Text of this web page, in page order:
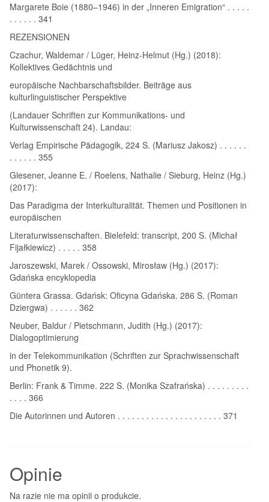
Margarete Boie (1880–1946) in der „Inneren Emigration“ . . . . .
. . . . . . 341
REZENSIONEN
Czachur, Waldemar / Lüger, Heinz-Helmut (Hg.) (2018):
Kollektives Gedächtnis und
europäische Nachbarschaftsbilder. Beiträge aus
kulturlinguistischer Perspektive
(Landauer Schriften zur Kommunikations- und
Kulturwissenschaft 24). Landau:
Verlag Empirische Pädagogik, 224 S. (Mariusz Jakosz) . . . . . .
. . . . . . 355
Glesener, Jeanne E. / Roelens, Nathalie / Sieburg, Heinz (Hg.)
(2017):
Das Paradigma der Interkulturalität. Themen und Positionen in
europäischen
Literaturwissenschaften. Bielefeld: transcript, 200 S. (Michał
Fijałkiewicz) . . . . . 358
Jaroszewski, Marek / Ossowski, Mirosław (Hg.) (2017):
Gdańska encyklopedia
Güntera Grassa. Gdańsk: Oficyna Gdańska. 286 S. (Roman
Dziergwa) . . . . . . 362
Neuber, Baldur / Pietschmann, Judith (Hg.) (2017):
Dialogoptimierung
in der Telekommunikation (Schriften zur Sprachwissenschaft
und Phonetik 9).
Berlin: Frank & Timme. 222 S. (Monika Szafrańska) . . . . . . . . .
. . . . 366
Die Autorinnen und Autoren . . . . . . . . . . . . . . . . . . . . . . 371
Opinie
Na razie nie ma opinii o produkcie.